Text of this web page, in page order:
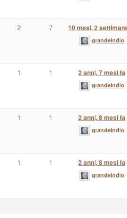
2 7 10 mesi, 2
grandeindio
1 1 2 anni, 7 mesi fa
grandeindio
1 1 2 anni, 8 mesi fa
grandeindio
1 1 2 anni, 8 mesi fa
grandeindio